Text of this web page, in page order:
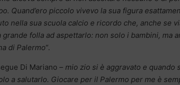
Quand’ero piccolo vivevo la sua figura
nella sua scuola calcio e ricordo che, anche se
grande folla ad aspettarlo: non solo i bambini, ma
di Palermo“.
Di Mariano – mio zio si è aggravato e quando
a salutarlo. Giocare per il Palermo per me è